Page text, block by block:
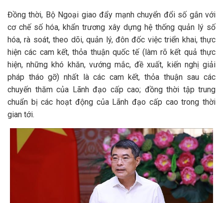
Đồng thời, Bộ Ngoại giao đẩy mạnh chuyển đổi số gắn với
cơ chế số hóa, khẩn trương xây dựng hệ thống quản lý số
hóa, rà soát, theo dõi, quản lý, đôn đốc việc triển khai, thực
hiện các cam kết, thỏa thuận quốc tế (làm rõ kết quả thực
hiện, những khó khăn, vướng mắc, đề xuất, kiến nghị giải
pháp tháo gỡ) nhất là các cam kết, thỏa thuận sau các
chuyến thăm của Lãnh đạo cấp cao; đồng thời tập trung
chuẩn bị các hoạt động của Lãnh đạo cấp cao trong thời
gian tới.